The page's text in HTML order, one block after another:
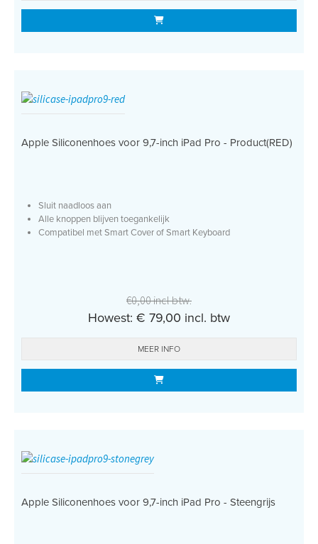
Apple Siliconenhoes voor 9,7-inch iPad Pro - Product(RED)
Sluit naadloos aan
Alle knoppen blijven toegankelijk
Compatibel met Smart Cover of Smart Keyboard
€0,00 incl btw.
Howest: € 79,00 incl. btw
MEER INFO
Apple Siliconenhoes voor 9,7-inch iPad Pro - Steengrijs